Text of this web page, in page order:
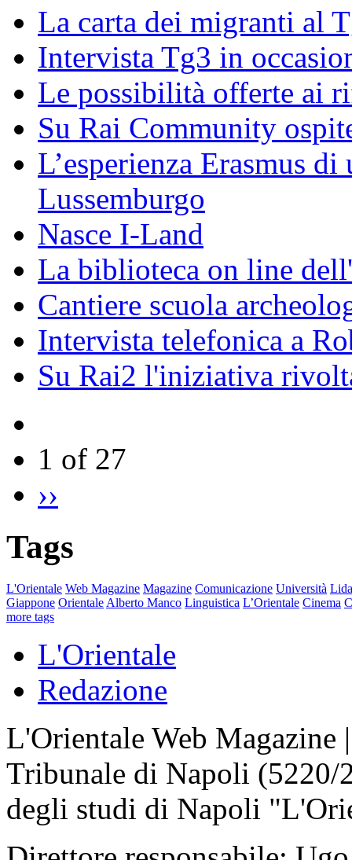
La carta dei migranti al
Intervista Tg3 in
Le possibilità offerte ai
Su Rai Community
L’esperienza Erasmus
Lussemburgo
Nasce I-Land
La biblioteca on line
Cantiere scuola
Intervista telefonica a
Su Rai2 l'iniziativa
1 of 27
››
Tags
L'Orientale Web Magazine Magazine Comunicazione Università
Giappone Orientale Alberto Manco Linguistica L’Orientale Cinema
more tags
L'Orientale
Redazione
L'Orientale Web Magazine
Tribunale di Napoli
degli studi di Napoli